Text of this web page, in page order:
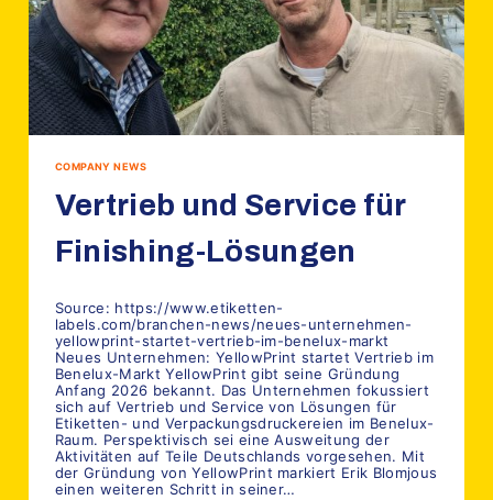
COMPANY NEWS
Vertrieb und Service für
Finishing-Lösungen
YellowPrint
Source: https://www.etiketten-
labels.com/branchen-news/neues-unternehmen-
yellowprint-startet-vertrieb-im-benelux-markt
Neues Unternehmen: YellowPrint startet Vertrieb im
Benelux-Markt YellowPrint gibt seine Gründung
Anfang 2026 bekannt. Das Unternehmen fokussiert
sich auf Vertrieb und Service von Lösungen für
Etiketten- und Verpackungsdruckereien im Benelux-
Raum. Perspektivisch sei eine Ausweitung der
Aktivitäten auf Teile Deutschlands vorgesehen. Mit
der Gründung von YellowPrint markiert Erik Blomjous
einen weiteren Schritt in seiner…